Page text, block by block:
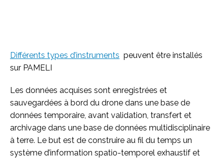
Différents types d’instruments peuvent être installés
sur PAMELI
Les données acquises sont enregistrées et
sauvegardées à bord du drone dans une base de
données temporaire, avant validation, transfert et
archivage dans une base de données multidisciplinaire
à terre. Le but est de construire au fil du temps un
système d’information spatio-temporel exhaustif et